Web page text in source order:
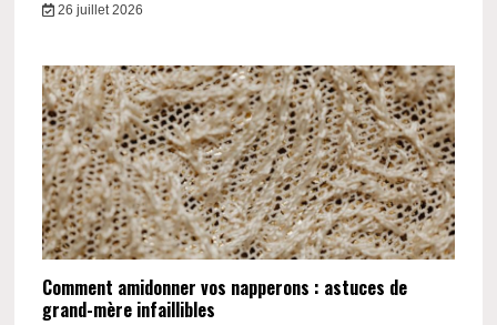
26 juillet 2026
Comment amidonner vos napperons : astuces de
grand-mère infaillibles